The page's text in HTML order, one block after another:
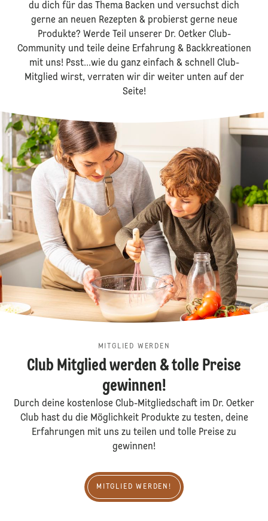
du dich für das Thema Backen und versuchst dich
gerne an neuen Rezepten & probierst gerne neue
Produkte? Werde Teil unserer Dr. Oetker Club-
Community und teile deine Erfahrung & Backkreationen
mit uns! Psst...wie du ganz einfach & schnell Club-
Mitglied wirst, verraten wir dir weiter unten auf der
Seite!
MITGLIED WERDEN
Club Mitglied werden & tolle Preise
gewinnen!
Durch deine kostenlose Club-Mitgliedschaft im Dr. Oetker
Club hast du die Möglichkeit Produkte zu testen, deine
Erfahrungen mit uns zu teilen und tolle Preise zu
gewinnen!
MITGLIED WERDEN!